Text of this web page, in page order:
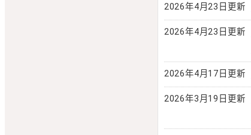
2026年4月23日更新
2026年4月23日更新
2026年4月17日更新
2026年3月19日更新